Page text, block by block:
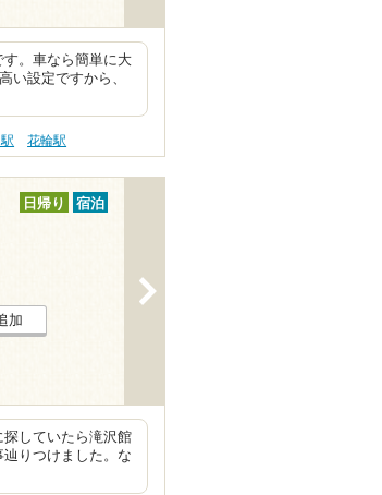
。車なら簡単に大
い設定ですから、
花輪駅
日帰り 宿泊
加
していたら滝沢館
りつけました。な